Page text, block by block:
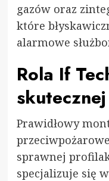
gazów oraz
które
alarmowe
Rola If
Prawidłowy
sprawnej
specjalizuje się